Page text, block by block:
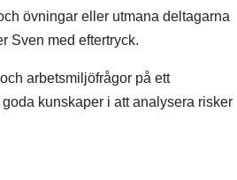
övningar eller utmana deltagarna
Sven med eftertryck.
arbetsmiljöfrågor på ett
kunskaper i att analysera risker